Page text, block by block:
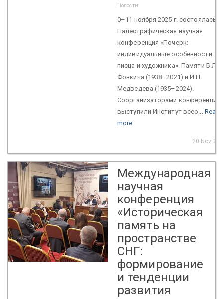
Новости
0–11 ноября 2025 г. состоялась III
Палеографическая научная
конференция «Почерк:
индивидуальные особенности
писца и художника». Памяти Б.Л.
Фонкича (1938–2021) и И.П.
Медведева (1935–2024).
Соорганизаторами конференции
выступили Институт всео... Read
more
20 Nov
Международная
научная
конференция
«Историческая
память на
пространстве
СНГ:
формирование
и тенденции
развития